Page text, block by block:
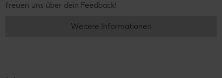
freuen uns über dein Feedback!
Weitere Informationen